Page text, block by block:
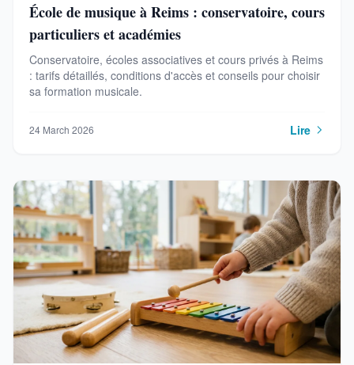
École de musique à Reims : conservatoire, cours
particuliers et académies
Conservatoire, écoles associatives et cours privés à Reims
: tarifs détaillés, conditions d'accès et conseils pour choisir
sa formation musicale.
24 March 2026 Lire